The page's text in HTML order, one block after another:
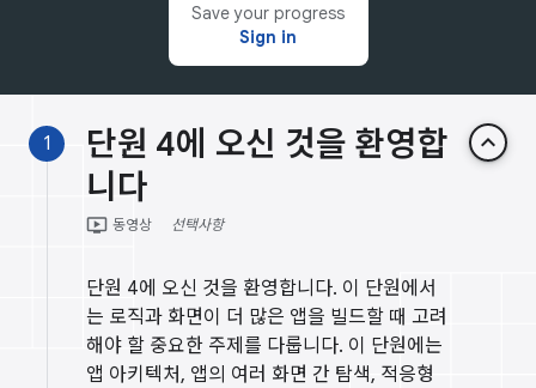
Save your progress
Sign in
1
단원 4에 오신 것을 환영합
니다
keyboard_arrow_up
ondemand_video 동영상 선택사항
단원 4에 오신 것을 환영합니다. 이 단원에서
는 로직과 화면이 더 많은 앱을 빌드할 때 고려
해야 할 중요한 주제를 다룹니다. 이 단원에는
앱 아키텍처, 앱의 여러 화면 간 탐색, 적응형